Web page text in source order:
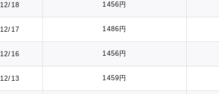
12/18 1456円
12/17 1486円
12/16 1456円
12/13 1459円